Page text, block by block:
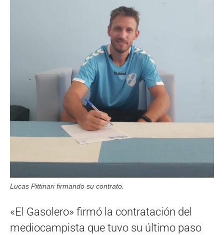
Lucas Pittinari firmando su contrato.
«El Gasolero» firmó la contratación del
mediocampista que tuvo su último paso